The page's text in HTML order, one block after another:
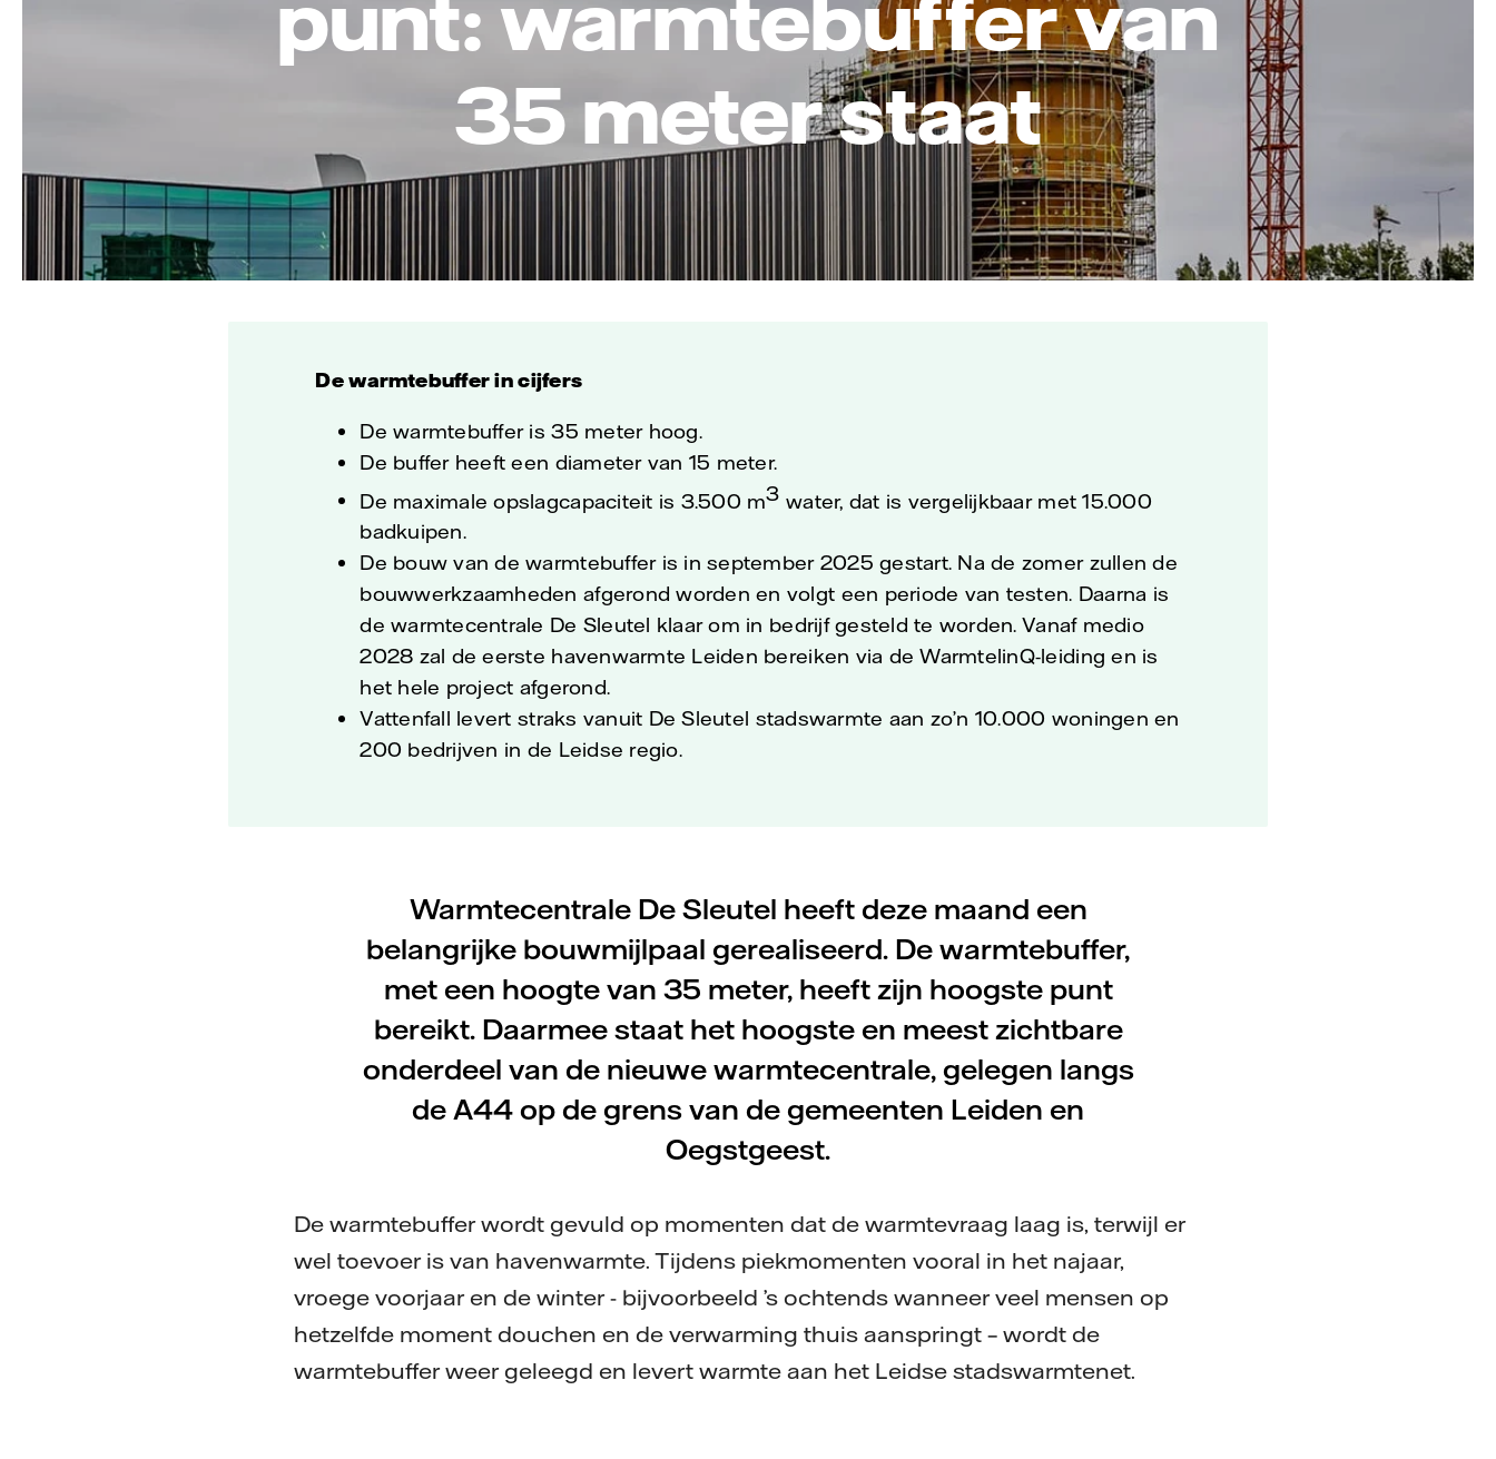
35 meter staat
De warmtebuffer in cijfers
De warmtebuffer is 35 meter hoog.
De buffer heeft een diameter van 15 meter.
De maximale opslagcapaciteit is 3.500 m3 water, dat is vergelijkbaar met 15.000
badkuipen.
De bouw van de warmtebuffer is in september 2025 gestart. Na de zomer zullen de
bouwwerkzaamheden afgerond worden en volgt een periode van testen. Daarna is
de warmtecentrale De Sleutel klaar om in bedrijf gesteld te worden. Vanaf medio
2028 zal de eerste havenwarmte Leiden bereiken via de WarmtelinQ-leiding en is
het hele project afgerond.
Vattenfall levert straks vanuit De Sleutel stadswarmte aan zo’n 10.000 woningen en
200 bedrijven in de Leidse regio.
Warmtecentrale De Sleutel heeft deze maand een
belangrijke bouwmijlpaal gerealiseerd. De warmtebuffer,
met een hoogte van 35 meter, heeft zijn hoogste punt
bereikt. Daarmee staat het hoogste en meest zichtbare
onderdeel van de nieuwe warmtecentrale, gelegen langs
de A44 op de grens van de gemeenten Leiden en
Oegstgeest.
De warmtebuffer wordt gevuld op momenten dat de warmtevraag laag is, terwijl er
wel toevoer is van havenwarmte. Tijdens piekmomenten vooral in het najaar,
vroege voorjaar en de winter - bijvoorbeeld ’s ochtends wanneer veel mensen op
hetzelfde moment douchen en de verwarming thuis aanspringt – wordt de
warmtebuffer weer geleegd en levert warmte aan het Leidse stadswarmtenet.